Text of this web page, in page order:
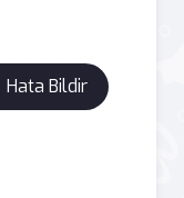
Hata Bildir